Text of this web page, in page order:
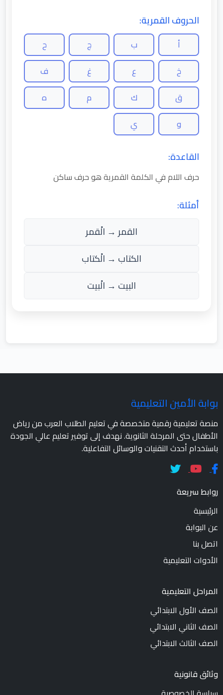
الحروف القمرية:
أ ب ج
ح
خ
ع غ
ف
ق
ك م
ه
و
ي
القاعدة:
حرف اللام في الكلمة القمرية هو حرف ساكن
أمثلة:
القمر → الْقمر
الكتاب → الْكتاب
البيت → الْبيت
بوابة الأمين التعليمية
منصة تعليمية رقمية متخصصة في تعليم الطلاب العرب من رياض
الأطفال حتى المرحلة الثانوية. نهدف إلى توفير تعليم عالي الجودة
باستخدام أحدث التقنيات والوسائل التفاعلية.
روابط سريعة
الرئيسية
عن البوابة
اتصل بنا
الأدوات التعليمية
المراحل التعليمية
الصف الأول الابتدائي
الصف الثاني الابتدائي
الصف الثالث الابتدائي
وثائق قانونية